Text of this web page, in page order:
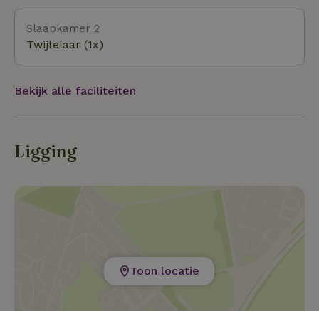
huisje aan de rand van bos en hei.
Slaapkamer 2
Twijfelaar (1x)
Bekijk alle faciliteiten
Ligging
Toon locatie